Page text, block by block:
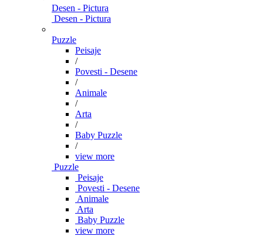
Desen - Pictura
Desen - Pictura
Puzzle
Peisaje
/
Povesti - Desene
/
Animale
/
Arta
/
Baby Puzzle
/
view more
Puzzle
Peisaje
Povesti - Desene
Animale
Arta
Baby Puzzle
view more